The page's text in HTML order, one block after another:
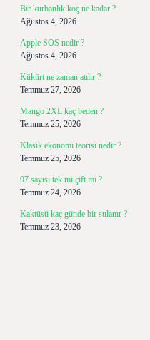
Bir kurbanlık koç ne kadar ?
Ağustos 4, 2026
Apple SOS nedir ?
Ağustos 4, 2026
Kükürt ne zaman atılır ?
Temmuz 27, 2026
Mango 2XL kaç beden ?
Temmuz 25, 2026
Klasik ekonomi teorisi nedir ?
Temmuz 25, 2026
97 sayısı tek mi çift mi ?
Temmuz 24, 2026
Kaktüsü kaç günde bir sulanır ?
Temmuz 23, 2026